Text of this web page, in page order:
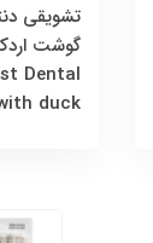
تشویقی
گوشت
Dental
duck